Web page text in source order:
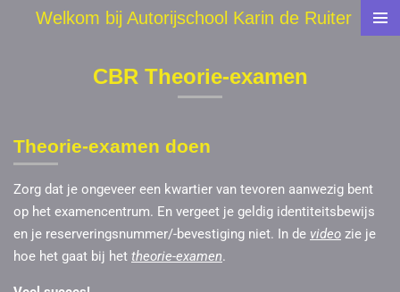
Welkom bij Autorijschool Karin de Ruiter
CBR Theorie-examen
Theorie-examen doen
Zorg dat je ongeveer een kwartier van tevoren aanwezig bent
op het examencentrum. En vergeet je geldig identiteitsbewijs
en je reserveringsnummer/-bevestiging niet. In de video zie je
hoe het gaat bij het theorie-examen.